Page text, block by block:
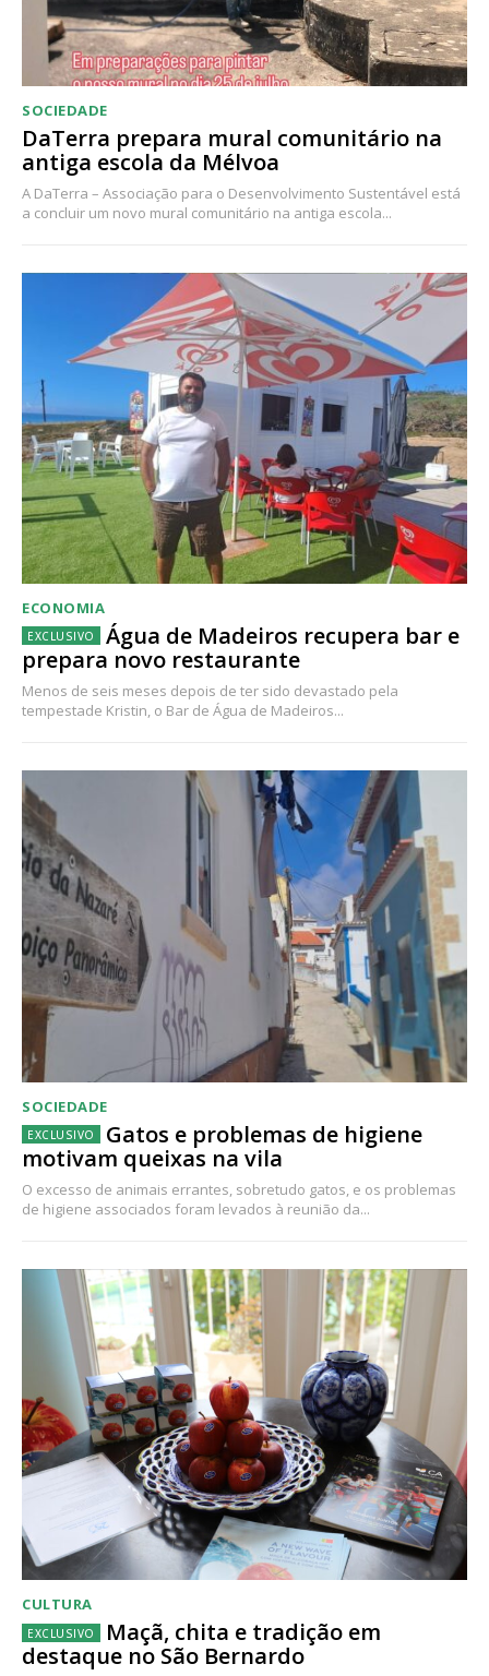
SOCIEDADE
DaTerra prepara mural comunitário na
antiga escola da Mélvoa
A DaTerra – Associação para o Desenvolvimento Sustentável está
a concluir um novo mural comunitário na antiga escola...
ECONOMIA
Água de Madeiros recupera bar e
prepara novo restaurante
Menos de seis meses depois de ter sido devastado pela
tempestade Kristin, o Bar de Água de Madeiros...
SOCIEDADE
Gatos e problemas de higiene
motivam queixas na vila
O excesso de animais errantes, sobretudo gatos, e os problemas
de higiene associados foram levados à reunião da...
CULTURA
Maçã, chita e tradição em
destaque no São Bernardo